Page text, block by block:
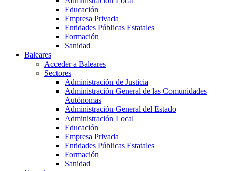
Educación
Empresa Privada
Entidades Públicas Estatales
Formación
Sanidad
Baleares
Acceder a Baleares
Sectores
Administración de Justicia
Administración General de las Comunidades
Autónomas
Administración General del Estado
Administración Local
Educación
Empresa Privada
Entidades Públicas Estatales
Formación
Sanidad